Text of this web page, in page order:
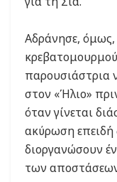
Αδράνησε,
παρουσιάστρια
στον «Ήλιο»
όταν γίνεται
ακύρωση επειδή
διοργανώσουν
των